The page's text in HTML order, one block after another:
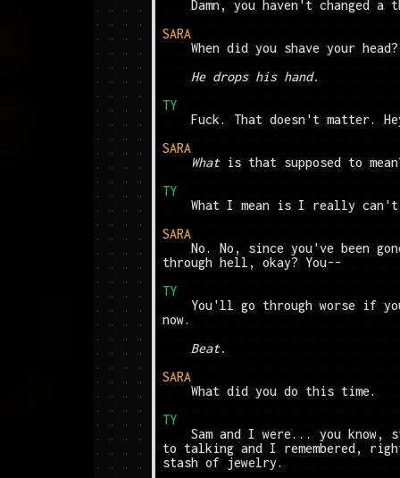
SARA
He drops his hand.
TY
SARA
What is that supposed to
TY
SARA
through hell, okay? You--
TY
now.
Beat.
SARA
TY
to talking and I remembered,
stash of jewelry.